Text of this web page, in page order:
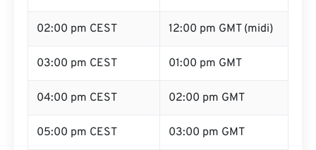
02:00 pm CEST 12:00 pm GMT (midi)
03:00 pm CEST 01:00 pm GMT
04:00 pm CEST 02:00 pm GMT
05:00 pm CEST 03:00 pm GMT